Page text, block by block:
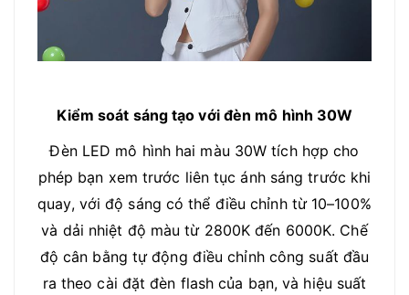
Kiểm soát sáng tạo với đèn mô hình 30W
Đèn LED mô hình hai màu 30W tích hợp cho
phép bạn xem trước liên tục ánh sáng trước khi
quay, với độ sáng có thể điều chỉnh từ 10–100%
và dải nhiệt độ màu từ 2800K đến 6000K. Chế
độ cân bằng tự động điều chỉnh công suất đầu
ra theo cài đặt đèn flash của bạn, và hiệu suất